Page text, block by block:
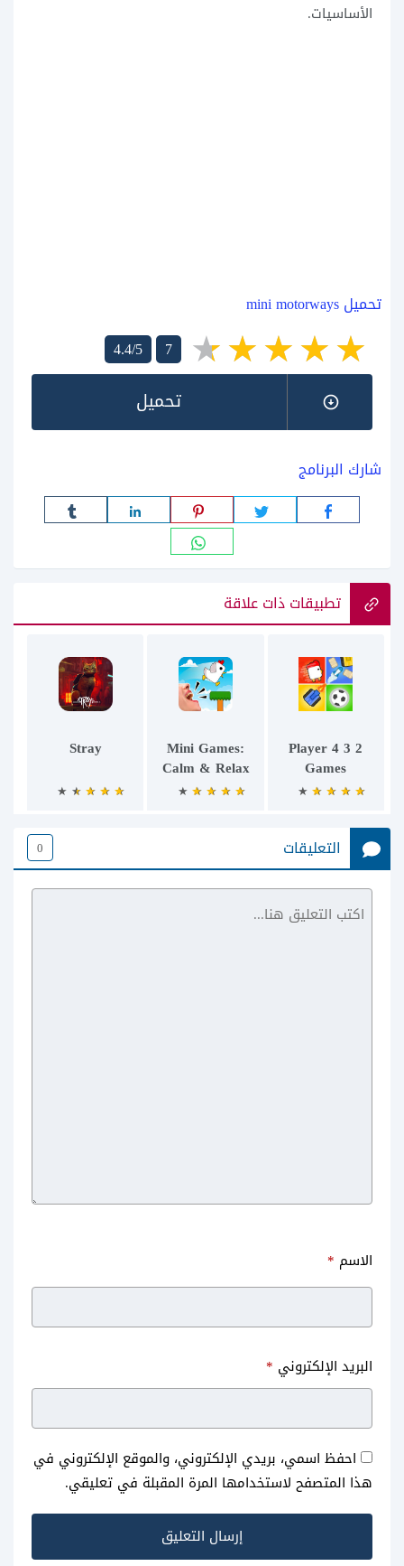
الأساسيات.
تحميل mini motorways
4.4/5
7
تحميل
شارك البرنامج
تطبيقات ذات علاقة
2 3 4 Player
Games
Mini Games:
Calm & Relax
Stray
VALORANT
التعليقات 0
الاسم *
البريد الإلكتروني *
احفظ اسمي، بريدي الإلكتروني، والموقع الإلكتروني في
هذا المتصفح لاستخدامها المرة المقبلة في تعليقي.